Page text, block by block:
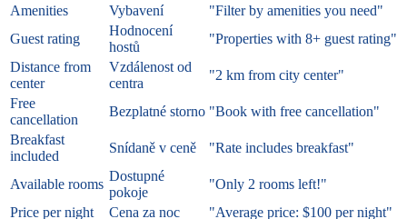
Amenities
Vybavení
"Filter by amenities you need"
Guest rating
Hodnocení
hostů
"Properties with 8+ guest rating"
Distance from
center
Vzdálenost od
centra
"2 km from city center"
Free
cancellation
Bezplatné storno "Book with free cancellation"
Breakfast
included
Snídaně v ceně "Rate includes breakfast"
Available rooms
Dostupné
pokoje
"Only 2 rooms left!"
Price per night
Cena za noc "Average price: $100 per night"